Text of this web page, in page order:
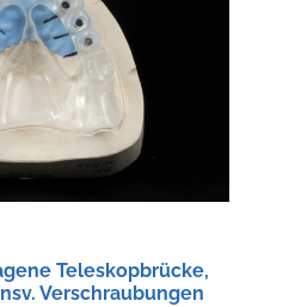
Teleskopbrücke,
Verschraubungen